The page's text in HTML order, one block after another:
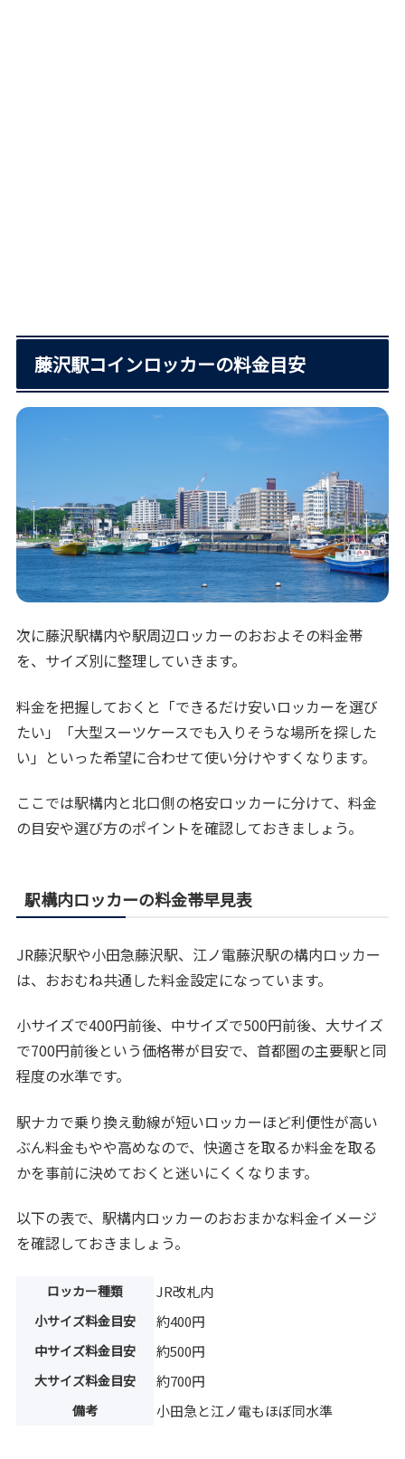
藤沢駅コインロッカーの料金目安
次に藤沢駅構内や駅周辺ロッカーのおおよその料金帯
を、サイズ別に整理していきます。
料金を把握しておくと「できるだけ安いロッカーを選び
たい」「大型スーツケースでも入りそうな場所を探した
い」といった希望に合わせて使い分けやすくなります。
ここでは駅構内と北口側の格安ロッカーに分けて、料金
の目安や選び方のポイントを確認しておきましょう。
駅構内ロッカーの料金帯早見表
JR藤沢駅や小田急藤沢駅、江ノ電藤沢駅の構内ロッカー
は、おおむね共通した料金設定になっています。
小サイズで400円前後、中サイズで500円前後、大サイズ
で700円前後という価格帯が目安で、首都圏の主要駅と同
程度の水準です。
駅ナカで乗り換え動線が短いロッカーほど利便性が高い
ぶん料金もやや高めなので、快適さを取るか料金を取る
かを事前に決めておくと迷いにくくなります。
以下の表で、駅構内ロッカーのおおまかな料金イメージ
を確認しておきましょう。
ロッカー種類 JR改札内
小サイズ料金目安 約400円
中サイズ料金目安 約500円
大サイズ料金目安 約700円
備考 小田急と江ノ電もほぼ同水準